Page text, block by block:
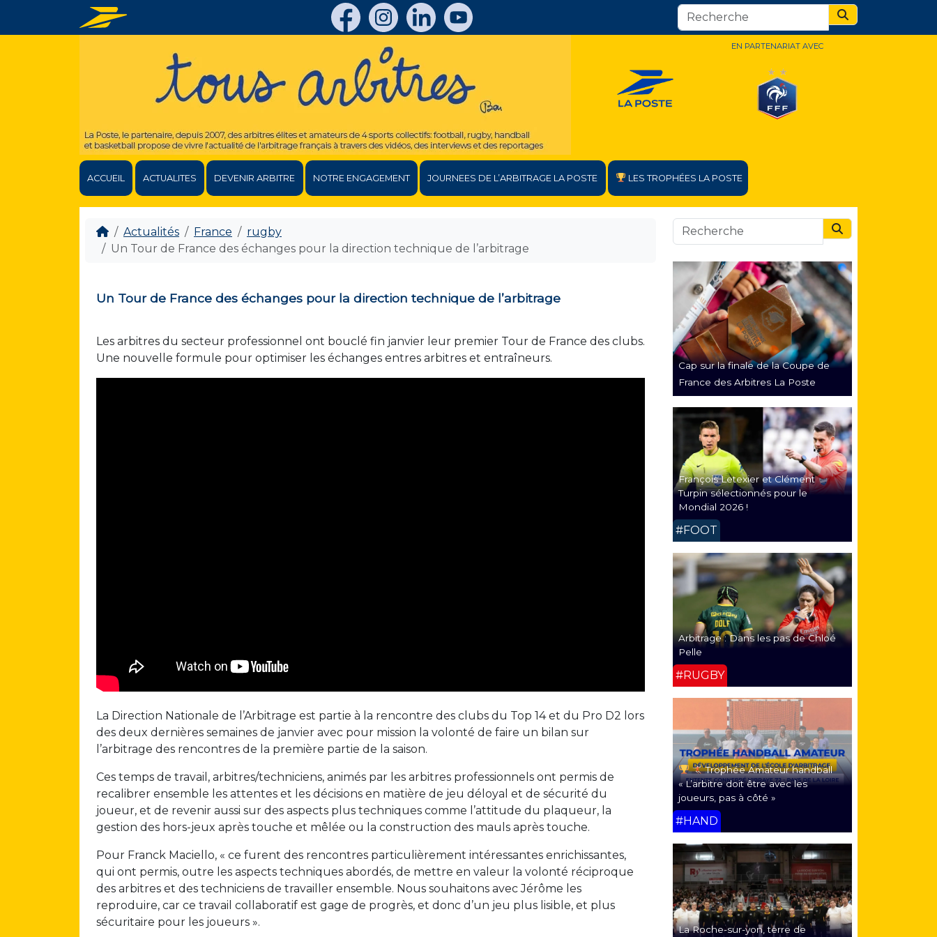
Search
EN PARTENARIAT AVEC
ACCUEIL ACTUALITES DEVENIR ARBITRE NOTRE ENGAGEMENT JOURNEES DE L’ARBITRAGE LA POSTE LES TROPHÉES LA POSTE
Actualités France
rugby
Un Tour de France des échanges pour la direction technique de l’arbitrage
Un Tour de France des échanges pour la direction technique de l’arbitrage
Les arbitres du secteur professionnel ont bouclé fin janvier leur premier Tour de France des clubs.
Une nouvelle formule pour optimiser les échanges entres arbitres et entraîneurs.
La Direction Nationale de l’Arbitrage est partie à la rencontre des clubs du Top 14 et du Pro D2 lors
des deux dernières semaines de janvier avec pour mission la volonté de faire un bilan sur
l’arbitrage des rencontres de la première partie de la saison.
Ces temps de travail, arbitres/techniciens, animés par les arbitres professionnels ont permis de
recalibrer ensemble les attentes et les décisions en matière de jeu déloyal et de sécurité du
joueur, et de revenir aussi sur des aspects plus techniques comme l’attitude du plaqueur, la
gestion des hors-jeux après touche et mêlée ou la construction des mauls après touche.
Pour Franck Maciello, « ce furent des rencontres particulièrement intéressantes enrichissantes,
qui ont permis, outre les aspects techniques abordés, de mettre en valeur la volonté réciproque
des arbitres et des techniciens de travailler ensemble. Nous souhaitons avec Jérôme les
reproduire, car ce travail collaboratif est gage de progrès, et donc d’un jeu plus lisible, et plus
sécuritaire pour les joueurs ».
Search
Cap sur la finale de la Coupe de
France des Arbitres La Poste
François Letexier et Clément
Turpin sélectionnés pour le
Mondial 2026 !
#FOOT
Arbitrage : Dans les pas de Chloé
Pelle
#RUGBY
Trophée Amateur handball
« L’arbitre doit être avec les
joueurs, pas à côté »
#HAND
La Roche-sur-yon, terre de